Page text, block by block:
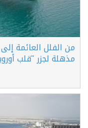
من الفلل العائمة
مذهلة لجزر "قلب